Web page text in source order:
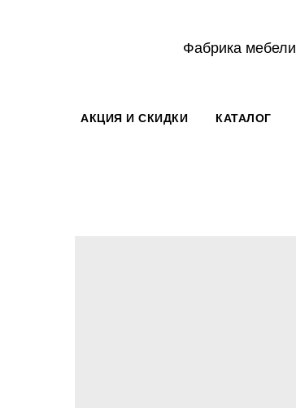
Фабрика мебели
АКЦИЯ И СКИДКИ КАТАЛОГ